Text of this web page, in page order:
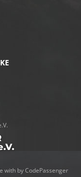
with byCodePassenger